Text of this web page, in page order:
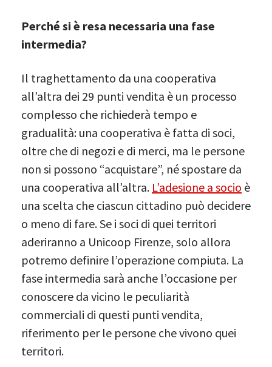
Perché si è resa necessaria una fase
intermedia?
Il traghettamento da una cooperativa
all’altra dei 29 punti vendita è un processo
complesso che richiederà tempo e
gradualità: una cooperativa è fatta di soci,
oltre che di negozi e di merci, ma le persone
non si possono “acquistare”, né spostare da
una cooperativa all’altra. L’adesione a socio è
una scelta che ciascun cittadino può decidere
o meno di fare. Se i soci di quei territori
aderiranno a Unicoop Firenze, solo allora
potremo definire l’operazione compiuta. La
fase intermedia sarà anche l’occasione per
conoscere da vicino le peculiarità
commerciali di questi punti vendita,
riferimento per le persone che vivono quei
territori.